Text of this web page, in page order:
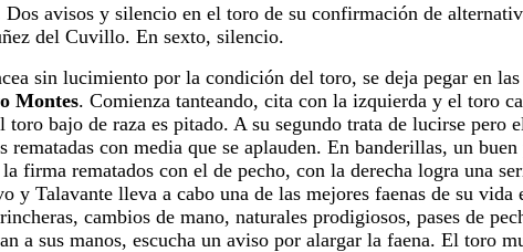
avisos y silencio en el toro de su confirmación de
del Cuvillo. En sexto, silencio.
sin lucimiento por la condición del toro, se deja pegar en
Montes. Comienza tanteando, cita con la izquierda y el toro
toro bajo de raza es pitado. A su segundo trata de lucirse pero
rematadas con media que se aplauden. En banderillas, un buen
firma rematados con el de pecho, con la derecha logra una
y Talavante lleva a cabo una de las mejores faenas de su vida
cambios de mano, naturales prodigiosos, pases de
a sus manos, escucha un aviso por alargar la faena. El toro